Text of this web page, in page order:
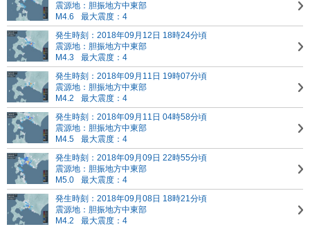
震源地：胆振地方中東部
M4.6
最大震度：4
発生時刻：2018年09月12日 18時24分頃
震源地：胆振地方中東部
M4.3
最大震度：4
発生時刻：2018年09月11日 19時07分頃
震源地：胆振地方中東部
M4.2
最大震度：4
発生時刻：2018年09月11日 04時58分頃
震源地：胆振地方中東部
M4.5
最大震度：4
発生時刻：2018年09月09日 22時55分頃
震源地：胆振地方中東部
M5.0
最大震度：4
発生時刻：2018年09月08日 18時21分頃
震源地：胆振地方中東部
M4.2
最大震度：4